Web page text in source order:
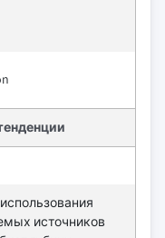
источников